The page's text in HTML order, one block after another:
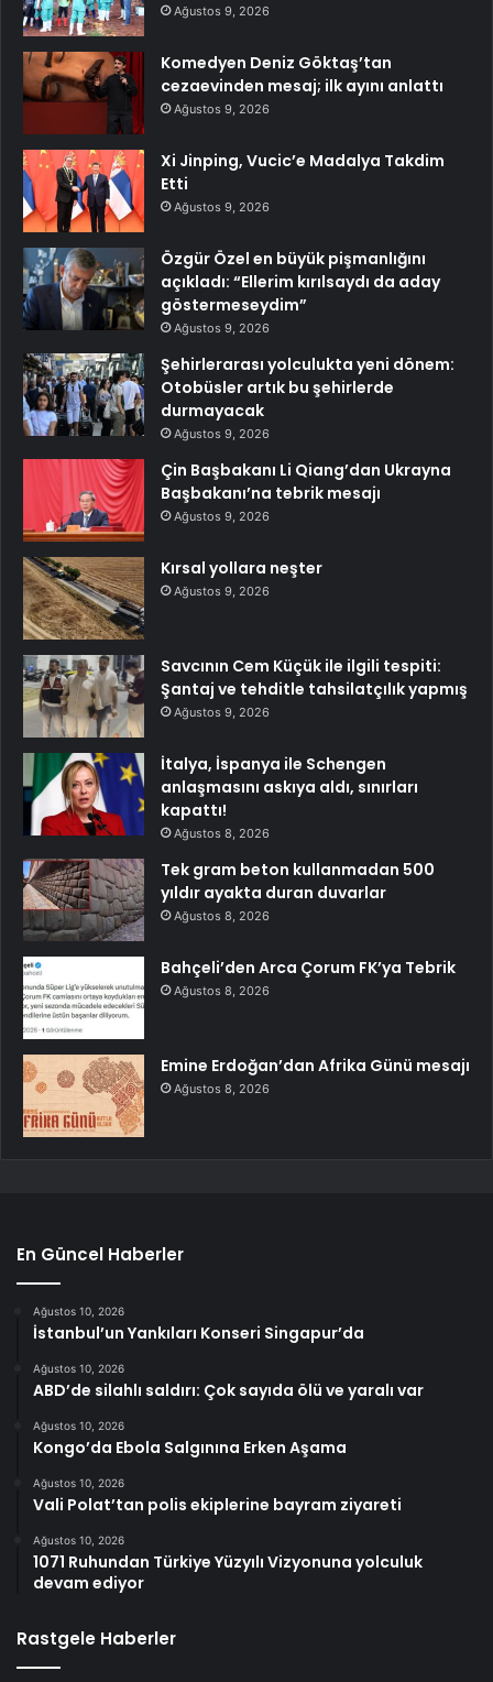
Ağustos 9, 2026
Komedyen Deniz Göktaş’tan
cezaevinden mesaj; ilk ayını anlattı
Ağustos 9, 2026
Xi Jinping, Vucic’e Madalya Takdim
Etti
Ağustos 9, 2026
Özgür Özel en büyük pişmanlığını
açıkladı: “Ellerim kırılsaydı da aday
göstermeseydim”
Ağustos 9, 2026
Şehirlerarası yolculukta yeni dönem:
Otobüsler artık bu şehirlerde
durmayacak
Ağustos 9, 2026
Çin Başbakanı Li Qiang’dan Ukrayna
Başbakanı’na tebrik mesajı
Ağustos 9, 2026
Kırsal yollara neşter
Ağustos 9, 2026
Savcının Cem Küçük ile ilgili tespiti:
Şantaj ve tehditle tahsilatçılık yapmış
Ağustos 9, 2026
İtalya, İspanya ile Schengen
anlaşmasını askıya aldı, sınırları
kapattı!
Ağustos 8, 2026
Tek gram beton kullanmadan 500
yıldır ayakta duran duvarlar
Ağustos 8, 2026
Bahçeli’den Arca Çorum FK’ya Tebrik
Ağustos 8, 2026
Emine Erdoğan’dan Afrika Günü mesajı
Ağustos 8, 2026
En Güncel Haberler
Ağustos 10, 2026
İstanbul’un Yankıları Konseri Singapur’da
Ağustos 10, 2026
ABD’de silahlı saldırı: Çok sayıda ölü ve yaralı var
Ağustos 10, 2026
Kongo’da Ebola Salgınına Erken Aşama
Ağustos 10, 2026
Vali Polat’tan polis ekiplerine bayram ziyareti
Ağustos 10, 2026
1071 Ruhundan Türkiye Yüzyılı Vizyonuna yolculuk
devam ediyor
Rastgele Haberler